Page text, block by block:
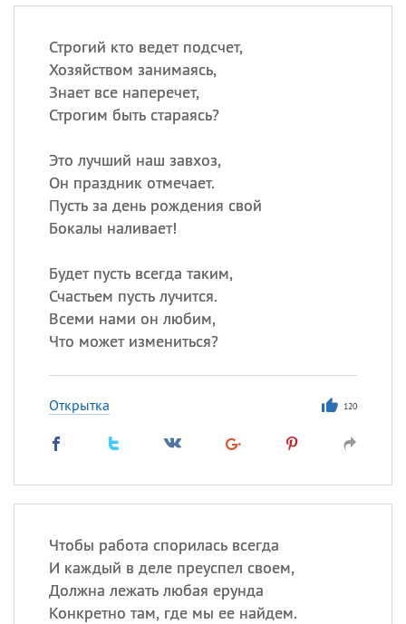
Строгий кто ведет подсчет,
Хозяйством занимаясь,
Знает все наперечет,
Строгим быть стараясь?
Это лучший наш завхоз,
Он праздник отмечает.
Пусть за день рождения свой
Бокалы наливает!
Будет пусть всегда таким,
Счастьем пусть лучится.
Всеми нами он любим,
Что может измениться?
Открытка 120
Чтобы работа спорилась всегда
И каждый в деле преуспел своем,
Должна лежать любая ерунда
Конкретно там, где мы ее найдем.